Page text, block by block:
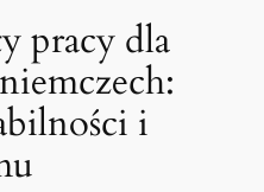
pracy dla
i